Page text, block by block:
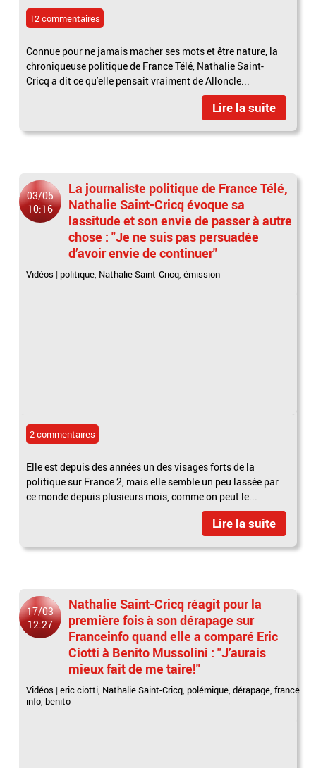
12 commentaires
Connue pour ne jamais macher ses mots et être nature, la
chroniqueuse politique de France Télé, Nathalie Saint-
Cricq a dit ce qu'elle pensait vraiment de Alloncle...
Lire la suite
03/05
10:16
La journaliste politique de France Télé,
Nathalie Saint-Cricq évoque sa
lassitude et son envie de passer à autre
chose : "Je ne suis pas persuadée
d’avoir envie de continuer"
Vidéos | politique, Nathalie Saint-Cricq,émission
2 commentaires
Elle est depuis des années un des visages forts de la
politique sur France 2, mais elle semble un peu lassée par
ce monde depuis plusieurs mois, comme on peut le...
Lire la suite
17/03
12:27
Nathalie Saint-Cricq réagit pour la
première fois à son dérapage sur
Franceinfo quand elle a comparé Eric
Ciotti à Benito Mussolini : "J’aurais
mieux fait de me taire!"
Vidéos |eric ciotti, Nathalie Saint-Cricq, polémique,dérapage,france
info, benito